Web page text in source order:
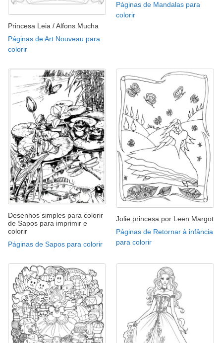
Princesa Leia / Alfons Mucha
Páginas de Art Nouveau para
colorir
Páginas de Mandalas para
colorir
Desenhos simples para colorir
de Sapos para imprimir e
colorir
Páginas de Sapos para colorir
Jolie princesa por Leen Margot
Páginas de Retornar à infância
para colorir